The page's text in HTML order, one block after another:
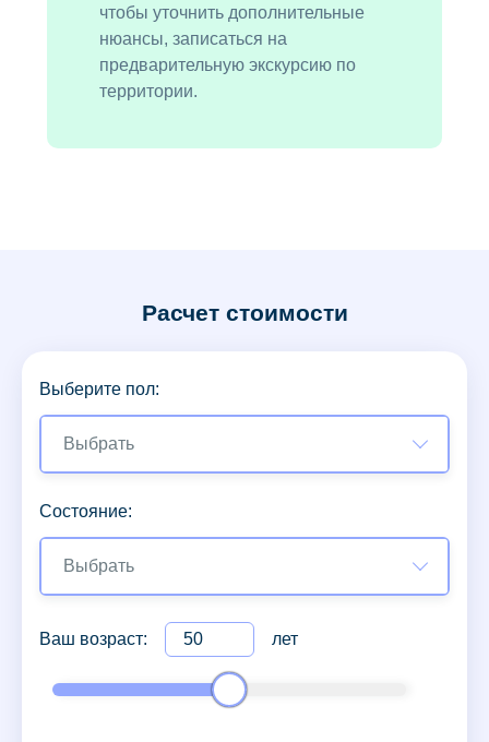
чтобы уточнить дополнительные
нюансы, записаться на
предварительную экскурсию по
территории.
Расчет стоимости
Выберите пол:
Выбрать
Состояние:
Выбрать
Ваш возраст: лет